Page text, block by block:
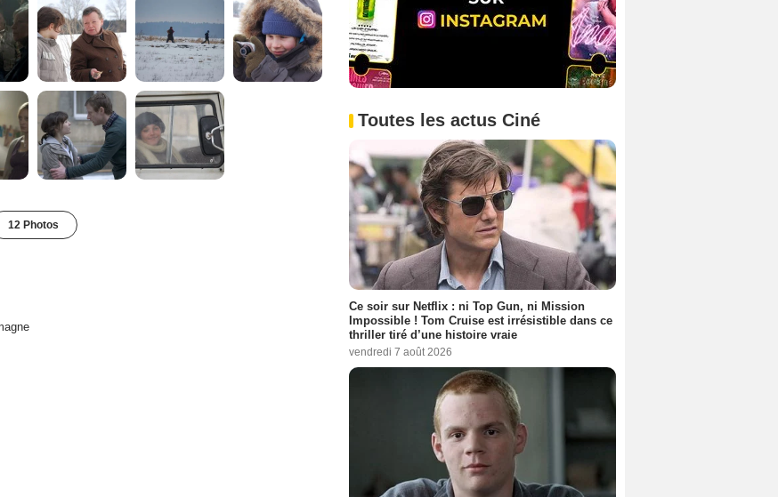
12 Photos
Toutes les actus Ciné
Ce soir sur Netflix : ni Top Gun, ni Mission
Impossible ! Tom Cruise est irrésistible dans ce
thriller tiré d’une histoire vraie
vendredi 7 août 2026